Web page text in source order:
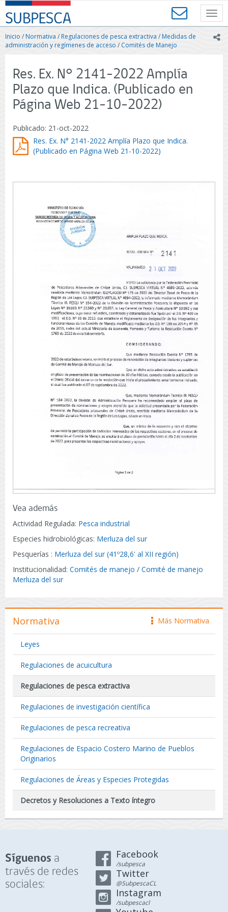
Contenido
principal
SUBPESCA
-
Subsecretaría
de
Acuicultura
Gobierno
de
Chile
Inicio /Normativa / Regulaciones de pesca extractiva / Medidas de
administración y regímenes de acceso / Comités de Manejo
Res. Ex. N° 2141-2022 Amplía
Plazo que Indica. (Publicado en
Página Web 21-10-2022)
Publicado: 21-oct-2022
Res. Ex. N° 2141-2022 Amplía Plazo que Indica.
(Publicado en Página Web 21-10-2022)
Vea además
Actividad Regulada: Pesca industrial
Especies hidrobiológicas: Merluza del sur
Pesquerías : Merluza del sur (41º28,6' al XII región)
Institucionalidad: Comités de manejo / Comité de manejo
Merluza del sur
icono
Más Normativa
Normativa
Leyes
Regulaciones de acuicultura
Regulaciones de pesca extractiva
Regulaciones de investigación científica
Regulaciones de pesca recreativa
Regulaciones de Espacio Costero Marino de Pueblos
Originarios
Regulaciones de Áreas y Especies Protegidas
Decretos y Resoluciones a Texto íntegro
Síguenos a
través de redes
sociales:
Facebook
/subpesca
Twitter
@SubpescaCL
Instagram
/subpescacl